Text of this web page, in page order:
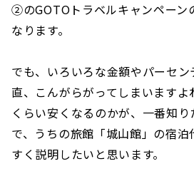
②のGOTOトラベルキャンペーン
なります。
でも、いろいろな金額やパーセ
直、こんがらがってしまいます
くらい安くなるのかが、一番知
で、うちの旅館「城山館」の宿
すく説明したいと思います。